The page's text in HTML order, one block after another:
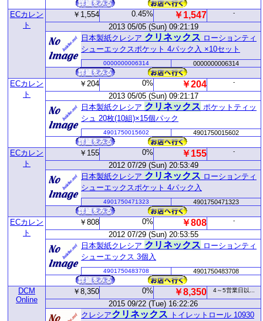
ECカレン
ト
￥1,554 0.45% ￥1,547 -
2013 05/05 (Sun) 09:21:19
日本製紙クレシア クリネックス ローションティ
シューエックスポケット 4パック入 ×10セット
0000000006314 0000000006314
ECカレン
ト
￥204 0% ￥204 -
2013 05/05 (Sun) 09:21:17
日本製紙クレシア クリネックス ポケットティッ
シュ 20枚(10組)×15個パック
4901750015602 4901750015602
ECカレン
ト
￥155 0% ￥155 -
2012 07/29 (Sun) 20:53:49
日本製紙クレシア クリネックス ローションティ
シューエックスポケット 4パック入
4901750471323 4901750471323
ECカレン
ト
￥808 0% ￥808 -
2012 07/29 (Sun) 20:53:55
日本製紙クレシア クリネックス ローションティ
シューエックス 3個入
4901750483708 4901750483708
DCM
Online
￥8,350 0% ￥8,350 4～5営業日以...
2015 09/22 (Tue) 16:22:26
クレシアクリネックス トイレットロール 10930